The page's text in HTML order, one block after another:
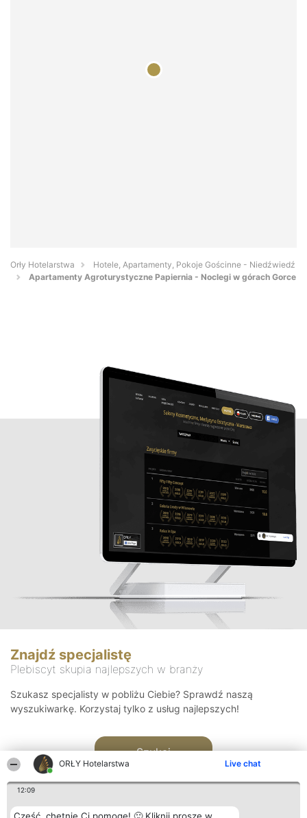
ORŁY Hotelarstwa Live chat
12:09
Orły Hotelarstwa
Hotele, Apartamenty, Pokoje Gościnne - Niedźwiedź
Apartamenty Agroturystyczne Papiernia - Noclegi w górach Gorce
Znajdź specjalistę
Plebiscyt skupia najlepszych w branży
Szukasz specjalisty w pobliżu Ciebie? Sprawdź naszą
wyszukiwarkę. Korzystaj tylko z usług najlepszych!
Szukaj